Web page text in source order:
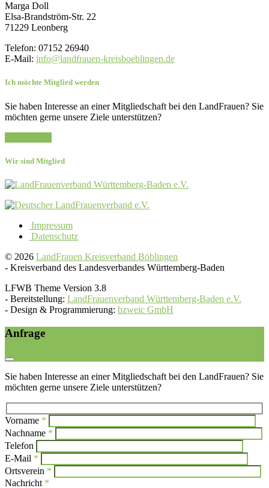
Marga Doll
Elsa-Brandström-Str. 22
71229 Leonberg
Telefon: 07152 26940
E-Mail: info@landfrauen-kreisboeblingen.de
Ich möchte Mitglied werden
Sie haben Interesse an einer Mitgliedschaft bei den LandFrauen? Sie
möchten gerne unsere Ziele unterstützen?
Wir sind Mitglied
Impressum
Datenschutz
© 2026 LandFrauen Kreisverband Böblingen
- Kreisverband des Landesverbandes Württemberg-Baden
LFWB Theme Version 3.8
- Bereitstellung: LandFrauenverband Württemberg-Baden e.V.
- Design & Programmierung: bzweic GmbH
Anfrage
Sie haben Interesse an einer Mitgliedschaft bei den LandFrauen? Sie
möchten gerne unsere Ziele unterstützen?
Vorname *
Nachname *
Telefon
E-Mail *
Ortsverein *
Nachricht *